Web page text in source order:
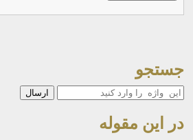
جستجو
جستجو
در این مقوله